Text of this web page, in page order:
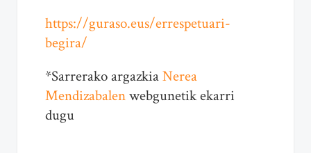
https://guraso.eus/errespetuari-
begira/
*Sarrerako argazkiaNerea
Mendizabalenwebgunetik ekarri
dugu